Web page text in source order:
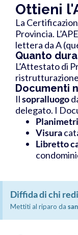
Ottieni
La
Provincia.
lettera da A
Quanto
L’Attestato di
ristrutturazione
Documenti
Ilsopralluogo
delegato. I
Visura
Libretto
Diffida di chi
Mettiti al riparo da